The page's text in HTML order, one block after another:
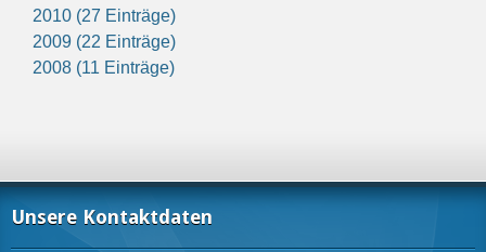
2010 (27 Einträge)
2009 (22 Einträge)
2008 (11 Einträge)
Unsere Kontaktdaten